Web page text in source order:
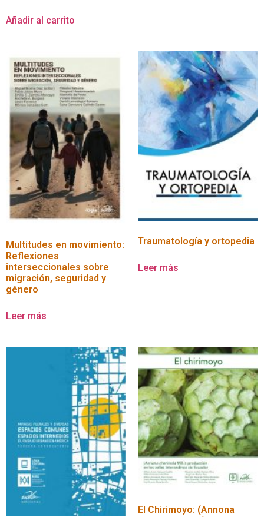
Añadir al carrito
Multitudes en movimiento:
Reflexiones
interseccionales sobre
migración, seguridad y
género
Leer más
Traumatología y ortopedia
Leer más
El Chirimoyo: (Annona